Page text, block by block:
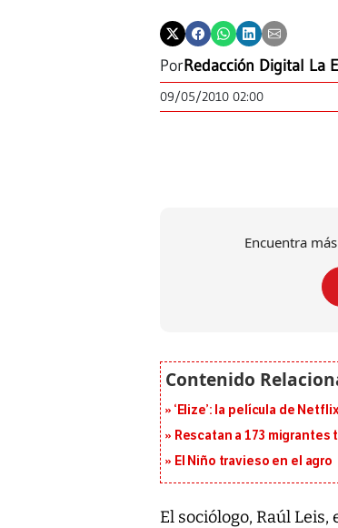
PorRedacción Digital La
09/05/2010 02:00
Encuentra
‘Elize’: la película de
Rescatan a 173
El Niño travieso en el agro
El sociólogo, Raúl